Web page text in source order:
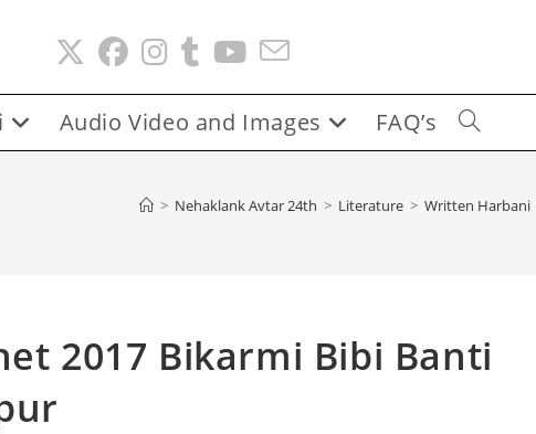
Audio Video and Images FAQ’s Toggle
> Nehaklank Avtar 24th > Literature > Written Harbani
2017 Bikarmi Bibi Banti